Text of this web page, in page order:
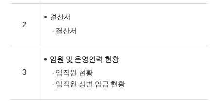
2
결산서
- 결산서
3
임원 및 운영인력 현황
- 임직원 현황
- 임직원 성별 임금 현황